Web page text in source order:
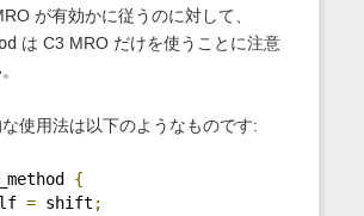
が有効かに従うのに対して、
は C3 MRO だけを使うことに注意
使用法は以下のようなものです:
{
= shift ;